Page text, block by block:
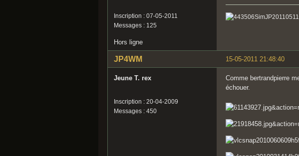
Inscription : 07-05-2011
Messages : 125
Hors ligne
15-05-2011 21:48:40
JP4WM
Jeune T. rex
Inscription : 20-04-2009
Messages : 450
Comme bertrandpierre
échouer.